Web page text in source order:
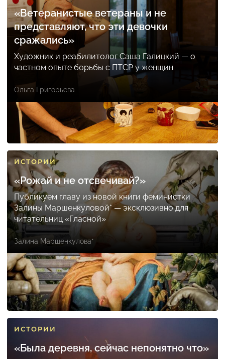
«Ветеранистые ветераны и не
представляют, что эти девочки
сражались»
Художник и реабилитолог Саша Галицкий — о
частном опыте борьбы с ПТСР у женщин
Ольга Григорьева
ИСТОРИИ
«Рожай и не отсвечивай?»
Публикуем главу из новой книги феминистки
Залины Маршенкуловой* — эксклюзивно для
читательниц «Гласной»
Залина Маршенкулова*
ИСТОРИИ
«Была деревня, сейчас непонятно что»